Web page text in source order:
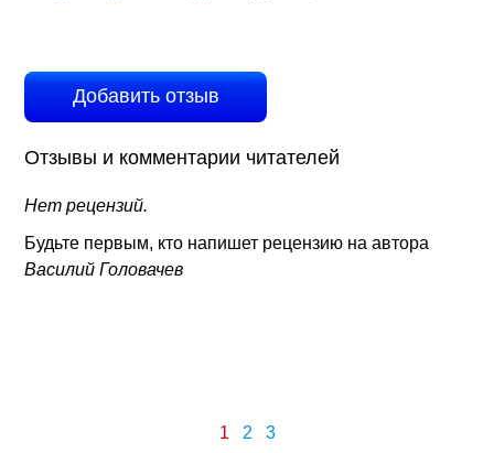
Добавить отзыв
Отзывы и комментарии читателей
Нет рецензий.
Будьте первым, кто напишет рецензию на автора
Василий Головачев
1 2 3